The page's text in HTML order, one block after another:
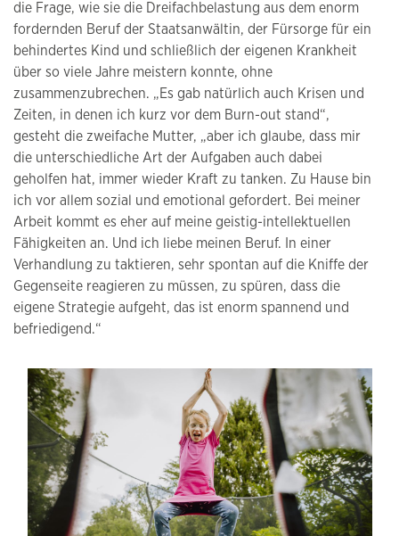
die Frage, wie sie die Dreifachbelastung aus dem enorm
fordernden Beruf der Staatsanwältin, der Fürsorge für ein
behindertes Kind und schließlich der eigenen Krankheit
über so viele Jahre meistern konnte, ohne
zusammenzubrechen. „Es gab natürlich auch Krisen und
Zeiten, in denen ich kurz vor dem Burn-out stand“,
gesteht die zweifache Mutter, „aber ich glaube, dass mir
die unterschiedliche Art der Aufgaben auch dabei
geholfen hat, immer wieder Kraft zu tanken. Zu Hause bin
ich vor allem sozial und emotional gefordert. Bei meiner
Arbeit kommt es eher auf meine geistig-intellektuellen
Fähigkeiten an. Und ich liebe meinen Beruf. In einer
Verhandlung zu taktieren, sehr spontan auf die Kniffe der
Gegenseite reagieren zu müssen, zu spüren, dass die
eigene Strategie aufgeht, das ist enorm spannend und
befriedigend.“